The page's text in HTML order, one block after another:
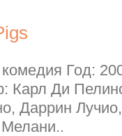
Год:
Карл Ди
Даррин